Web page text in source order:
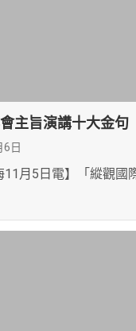
主旨演講十大金句
6日
11月5日電】「縱觀國